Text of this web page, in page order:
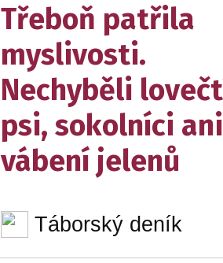
Třeboň patřila
myslivosti.
Nechyběli
psi, sokolníci ani
vábení jelenů
Táborský deník